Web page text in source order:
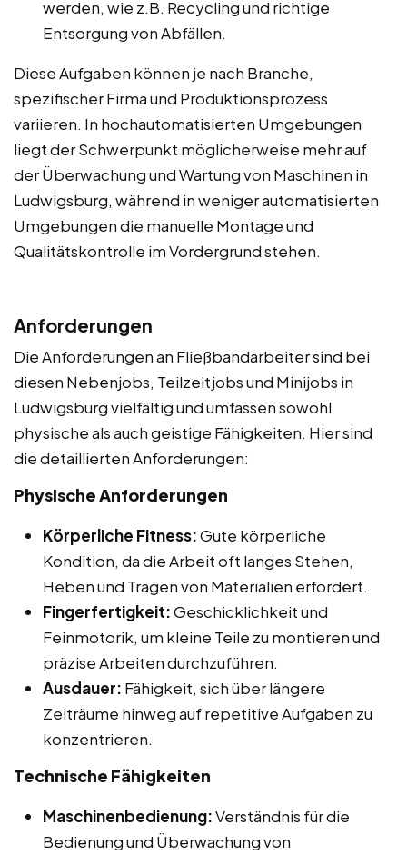
werden, wie z.B. Recycling und richtige
Entsorgung von Abfällen.
Diese Aufgaben können je nach Branche,
spezifischer Firma und Produktionsprozess
variieren. In hochautomatisierten Umgebungen
liegt der Schwerpunkt möglicherweise mehr auf
der Überwachung und Wartung von Maschinen in
Ludwigsburg, während in weniger automatisierten
Umgebungen die manuelle Montage und
Qualitätskontrolle im Vordergrund stehen.
Anforderungen
Die Anforderungen an Fließbandarbeiter sind bei
diesen Nebenjobs, Teilzeitjobs und Minijobs in
Ludwigsburg vielfältig und umfassen sowohl
physische als auch geistige Fähigkeiten. Hier sind
die detaillierten Anforderungen:
Physische Anforderungen
Körperliche Fitness:Gute körperliche
Kondition, da die Arbeit oft langes Stehen,
Heben und Tragen von Materialien erfordert.
Fingerfertigkeit:Geschicklichkeit und
Feinmotorik, um kleine Teile zu montieren und
präzise Arbeiten durchzuführen.
Ausdauer: Fähigkeit, sich über längere
Zeiträume hinweg auf repetitive Aufgaben zu
konzentrieren.
Technische Fähigkeiten
Maschinenbedienung:Verständnis für die
Bedienung und Überwachung von